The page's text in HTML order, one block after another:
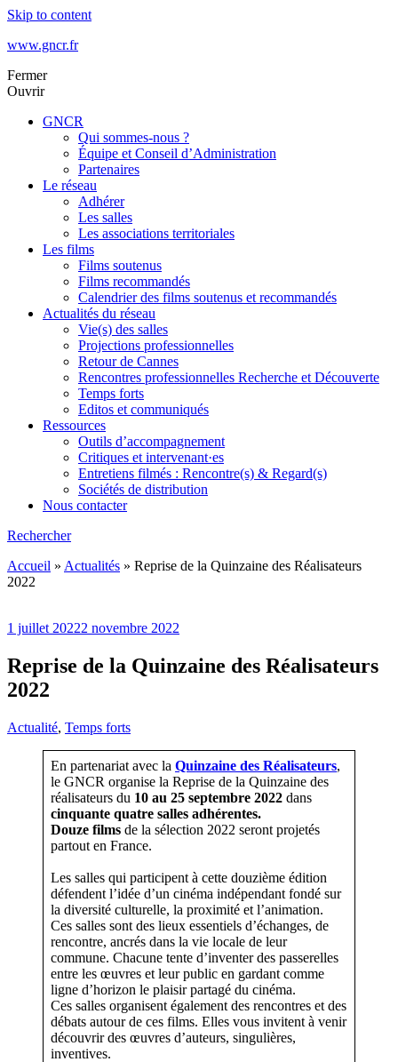
Skip to content
www.gncr.fr
Fermer
Ouvrir
GNCR
Qui sommes-nous ?
Équipe et Conseil d’Administration
Partenaires
Le réseau
Adhérer
Les salles
Les associations territoriales
Les films
Films soutenus
Films recommandés
Calendrier des films soutenus et recommandés
Actualités du réseau
Vie(s) des salles
Projections professionnelles
Retour de Cannes
Rencontres professionnelles Recherche et Découverte
Temps forts
Editos et communiqués
Ressources
Outils d’accompagnement
Critiques et intervenant·es
Entretiens filmés : Rencontre(s) & Regard(s)
Sociétés de distribution
Nous contacter
Rechercher
Accueil » Actualités » Reprise de la Quinzaine des Réalisateurs
2022
1 juillet 20222 novembre 2022
Reprise de la Quinzaine des Réalisateurs
2022
Actualité, Temps forts
En partenariat avec la Quinzaine des Réalisateurs,
le GNCR organise la Reprise de la Quinzaine des
réalisateurs du 10 au 25 septembre 2022 dans
cinquante quatre salles adhérentes.
Douze films de la sélection 2022 seront projetés
partout en France.
Les salles qui participent à cette douzième édition
défendent l’idée d’un cinéma indépendant fondé sur
la diversité culturelle, la proximité et l’animation.
Ces salles sont des lieux essentiels d’échanges, de
rencontre, ancrés dans la vie locale de leur
commune. Chacune tente d’inventer des passerelles
entre les œuvres et leur public en gardant comme
ligne d’horizon le plaisir partagé du cinéma.
Ces salles organisent également des rencontres et des
débats autour de ces films. Elles vous invitent à venir
découvrir des œuvres d’auteurs, singulières,
inventives.